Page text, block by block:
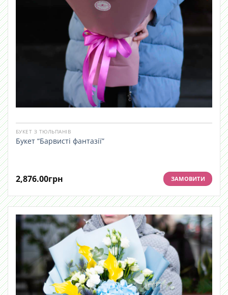
БУКЕТ З ТЮЛЬПАНІВ
Букет “Барвисті фантазії”
2,876.00грн ЗАМОВИТИ